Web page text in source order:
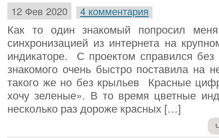
12 Фев 2020 4 комментария
Как то один знакомый попросил
синхронизацией из интернета на
индикаторе. С проектом справился
знакомого очень быстро поставила на
такого же но без крыльев Красные
хочу зеленые». В то время цветные
несколько раз дороже красных […]